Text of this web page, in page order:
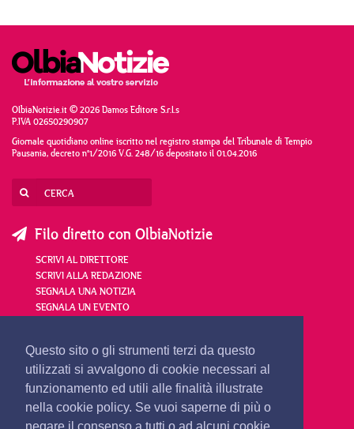
Questo sito o gli strumenti terzi da questo
utilizzati si avvalgono di cookie necessari al
funzionamento ed utili alle finalità illustrate
nella cookie policy. Se vuoi saperne di più o
OlbiaNotizie.it © 2026 Damos Editore S.r.l.s
P.IVA 02650290907
Giornale quotidiano online iscritto nel registro stampa del Tribunale di Tempio
Pausania, decreto n°1/2016 V.G. 248/16 depositato il 01.04.2016
Filo diretto con OlbiaNotizie
SCRIVI AL DIRETTORE
SCRIVI ALLA REDAZIONE
SEGNALA UNA NOTIZIA
SEGNALA UN EVENTO
redazione@olbianotizie.it